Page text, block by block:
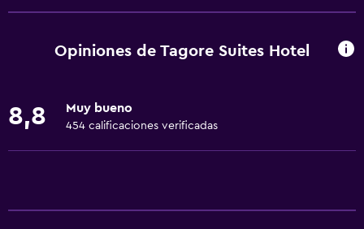
Wifi gratis
Toallas
Opiniones de Tagore Suites Hotel
8,8 Muy bueno
454 calificaciones verificadas